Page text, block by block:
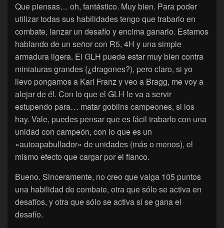
Que piensas… oh, fantástico. Muy bien. Para poder
utilizar todas sus habilidades tengo que trabarlo en
combate, lanzar un desafío y encima ganarlo. Estamos
hablando de un señor con R5, 4H y una simple
armadura ligera. El GLH puede estar muy bien contra
miniaturas grandes (¿dragones?), pero claro, si yo
llevo pongamos a Karl Franz y veo a Bragg, me voy a
alejar de él. Con lo que el GLH le va a servir
estupendo para… matar goblins campeones, si los
hay. Vale, puedes pensar que es fácil trabarlo con una
unidad con campeón, con lo que es un
«autoapabullador» de unidades (más o menos), el
mismo efecto que cargar por el flanco.
Bueno. Sinceramente, no creo que valga 105 puntos
una habilidad de combate, otra que sólo se activa en
desafíos, y otra que sólo se activa si se gana el
desafío.